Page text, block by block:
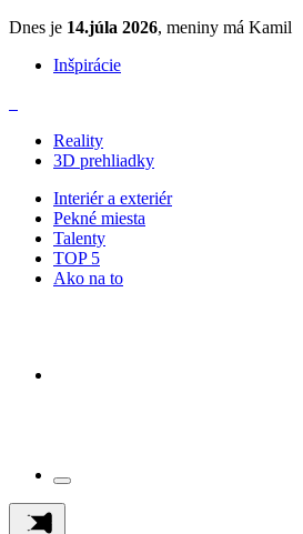
Dnes je 14.júla 2026, meniny má Kamil
Inšpirácie
Reality
3D prehliadky
Interiér a exteriér
Pekné miesta
Talenty
TOP 5
Ako na to